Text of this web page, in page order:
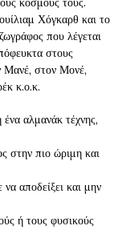
Χόγκαρθ και το
που λέγεται
στους
Μανέ, στον Μονέ,
κ.ο.κ.
αλμανάκ τέχνης,
στην πιο ώριμη και
αποδείξει και μην
ή τους φυσικούς